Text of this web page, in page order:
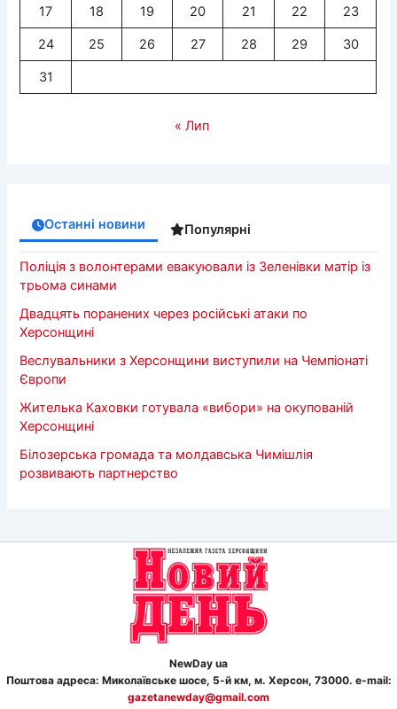
17 18 19 20 21 22 23
24 25 26 27 28 29 30
31
« Лип
Останні новини Популярні
Поліція з волонтерами евакуювали із Зеленівки матір із
трьома синами
Двадцять поранених через російські атаки по
Херсонщині
Веслувальники з Херсонщини виступили на Чемпіонаті
Європи
Жителька Каховки готувала «вибори» на окупованій
Херсонщині
Білозерська громада та молдавська Чимішлія
розвивають партнерство
NewDay ua
Поштова адреса: Миколаївське шосе, 5-й км, м. Херсон, 73000. e-mail:
gazetanewday@gmail.com